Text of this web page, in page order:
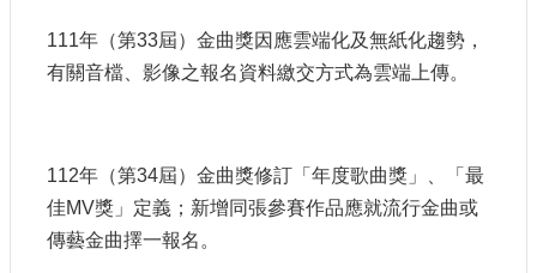
111年（第33屆）金曲獎因應雲端化及無紙化趨勢，
有關音檔、影像之報名資料繳交方式為雲端上傳。
112年（第34屆）金曲獎修訂「年度歌曲獎」、「最
佳MV獎」定義；新增同張參賽作品應就流行金曲或
傳藝金曲擇一報名。